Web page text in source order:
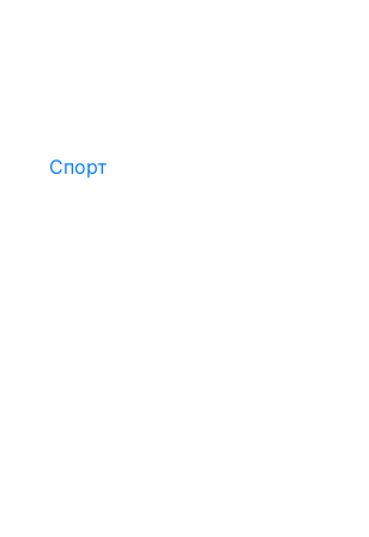
Спорт